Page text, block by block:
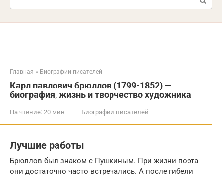
Главная » Биографии писателей
Карл павлович брюллов (1799-1852) —
биография, жизнь и творчество художника
На чтение: 20 мин Биографии писателей
Лучшие работы
Брюллов был знаком с Пушкиным. При жизни поэта
они достаточно часто встречались. А после гибели